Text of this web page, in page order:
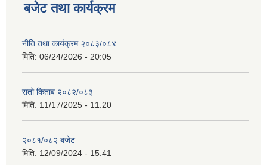
बजेट तथा कार्यक्रम
नीति तथा कार्यक्रम २०८३/०८४
मिति: 06/24/2026 - 20:05
रातो किताब २०८२/०८३
मिति: 11/17/2025 - 11:20
२०८१/०८२ बजेट
मिति: 12/09/2024 - 15:41